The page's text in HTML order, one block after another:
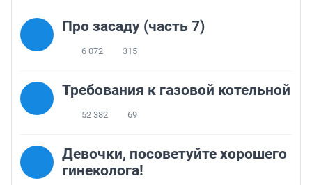
Про засаду (часть 7)
6 072 315
Требования к газовой котельной
52 382 69
Девочки, посоветуйте хорошего
гинеколога!